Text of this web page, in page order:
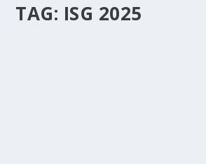
TAG: ISG 2025